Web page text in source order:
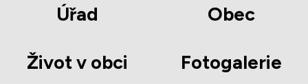
Úřad Obec
Život v obci Fotogalerie